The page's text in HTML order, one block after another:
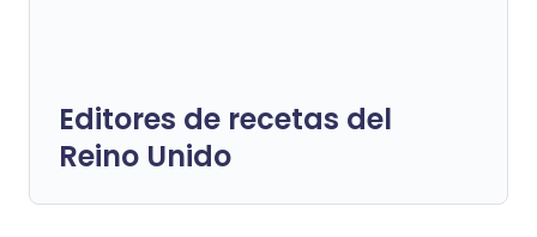
Editores de recetas del
Reino Unido